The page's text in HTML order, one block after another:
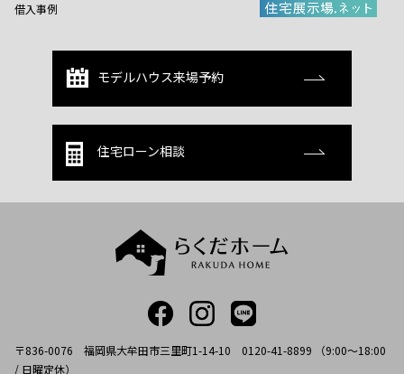
借入事例
モデルハウス来場予約
住宅ローン相談
〒836-0076 福岡県大牟田市三里町1-14-10 0120-41-8899 （9:00～18:00
/ 日曜定休）